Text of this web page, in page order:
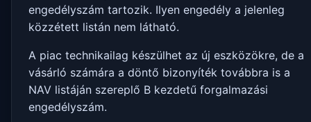
engedélyszám tartozik. Ilyen engedély a jelenleg
közzétett listán nem látható.
A piac technikailag készülhet az új eszközökre, de a
vásárló számára a döntő bizonyíték továbbra is a
NAV listáján szereplő B kezdetű forgalmazási
engedélyszám.